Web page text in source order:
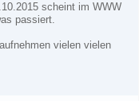
scheint im WWW
passiert.
vielen vielen